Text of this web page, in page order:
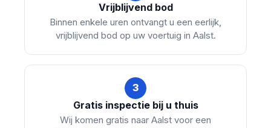
Vrijblijvend bod
Binnen enkele uren ontvangt u een eerlijk,
vrijblijvend bod op uw voertuig in Aalst.
3
Gratis inspectie bij u thuis
Wij komen gratis naar Aalst voor een